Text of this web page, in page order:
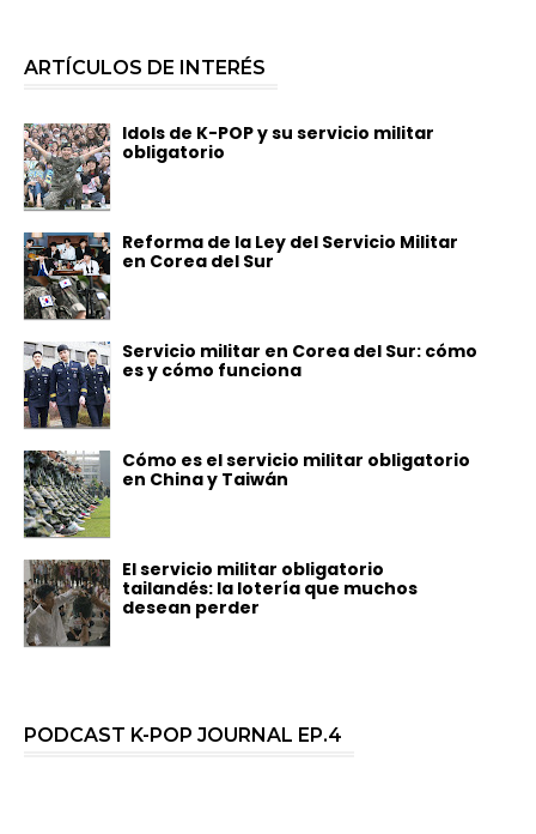
ARTÍCULOS DE INTERÉS
Idols de K-POP y su servicio militar
obligatorio
Reforma de la Ley del Servicio Militar
en Corea del Sur
Servicio militar en Corea del Sur: cómo
es y cómo funciona
Cómo es el servicio militar obligatorio
en China y Taiwán
El servicio militar obligatorio
tailandés: la lotería que muchos
desean perder
PODCAST K-POP JOURNAL EP.4